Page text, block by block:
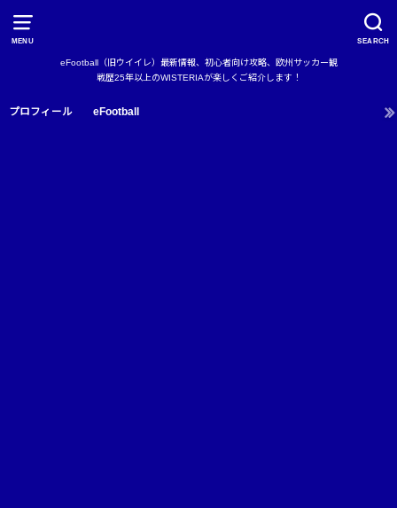
MENU SEARCH
eFootball（旧ウイイレ）最新情報、初心者向け攻略、欧州サッカー観
戦歴25年以上のWISTERIAが楽しくご紹介します！
プロフィール eFootball